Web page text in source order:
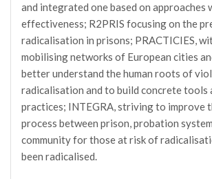
and integrated one based on approaches
effectiveness; R2PRIS focusing on the
radicalisation in prisons; PRACTICIES,
mobilising networks of European cities
better understand the human roots of
radicalisation and to build concrete tools
practices; INTEGRA, striving to improve
process between prison, probation
community for those at risk of
been radicalised.